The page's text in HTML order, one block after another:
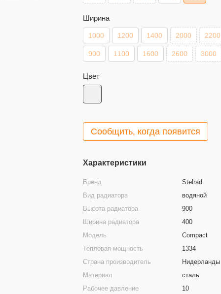
Ширина
1000 1200 1400 2000 2200
900 1100 1600 2600 3000
Цвет
Сообщить, когда появится
Характеристики
Бренд
Stelrad
Вид радиатора
водяной
Высота радиатора
900
Ширина радиатора
400
Модель
Compact
Тепловая мощность
1334
Страна производитель
Нидерланды
Материал
сталь
Рабочее давление
10